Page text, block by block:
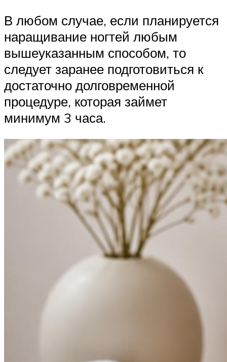
В любом случае, если планируется
наращивание ногтей любым
вышеуказанным способом, то
следует заранее подготовиться к
достаточно долговременной
процедуре, которая займет
минимум 3 часа.